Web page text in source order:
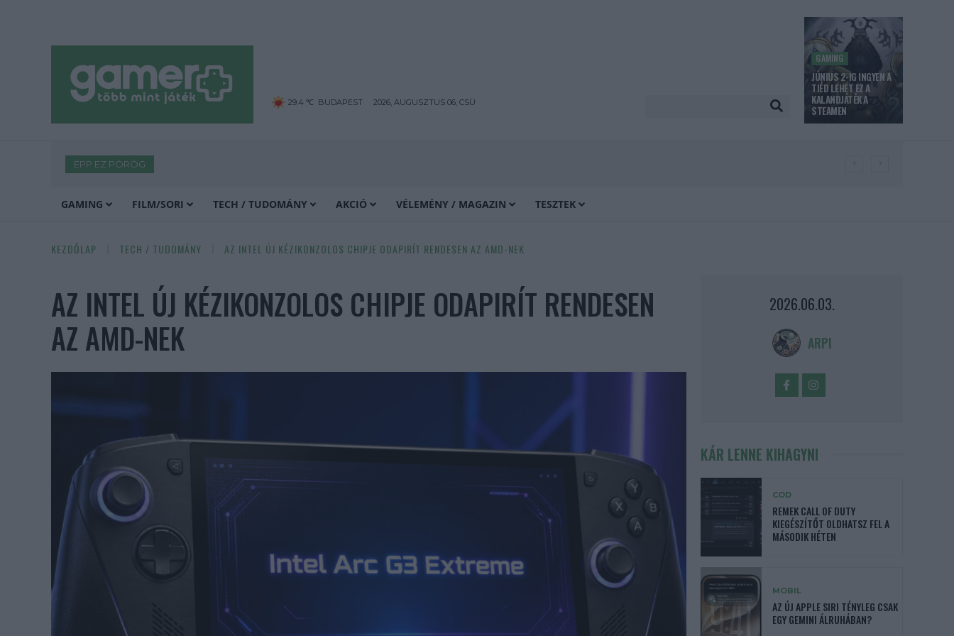
29.4 ℃ BUDAPEST 2026, AUGUSZTUS 06, CSÜ
GAMING
JÚNIUS 2-IG INGYEN A
TIÉD LEHET EZ A
KALANDJÁTÉK A
STEAMEN
ÉPP EZ PÖRÖG
GAMING FILM/SORI TECH / TUDOMÁNY AKCIÓ VÉLEMÉNY / MAGAZIN TESZTEK
KEZDŐLAP TECH / TUDOMÁNY AZ INTEL ÚJ KÉZIKONZOLOS CHIPJE ODAPIRÍT RENDESEN AZ AMD-NEK
AZ INTEL ÚJ KÉZIKONZOLOS CHIPJE ODAPIRÍT RENDESEN
AZ AMD-NEK
2026.06.03.
ARPI
KÁR LENNE KIHAGYNI
COD
REMEK CALL OF DUTY
KIEGÉSZÍTŐT OLDHATSZ FEL A
MÁSODIK HÉTEN
MOBIL
AZ ÚJ APPLE SIRI TÉNYLEG CSAK
EGY GEMINI ÁLRUHÁBAN?